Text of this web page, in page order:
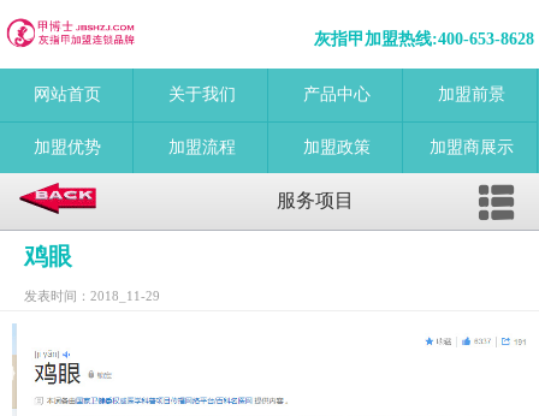
灰指甲加盟热线:400-653-8628
网站首页 关于我们 产品中心 加盟前景
加盟优势 加盟流程 加盟政策 加盟商展示
服务项目
鸡眼
发表时间：2018_11-29